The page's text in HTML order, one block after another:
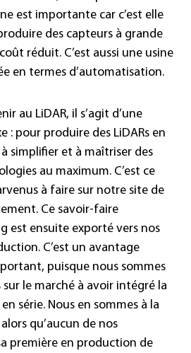
est importante car c’est elle
des capteurs à grande
réduit. C’est aussi une usine
en termes d’automatisation.
au LiDAR, il s’agit d’une
: pour produire des LiDARs en
simplifier et à maîtriser des
au maximum. C’est ce
à faire sur notre site de
Ce savoir-faire
est ensuite exporté vers nos
C’est un avantage
puisque nous sommes
sur le marché à avoir intégré la
série. Nous en sommes à la
qu’aucun de nos
première en production de